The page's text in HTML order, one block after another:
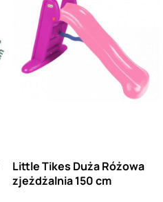
Little Tikes Duża Różowa
zjeżdżalnia 150 cm